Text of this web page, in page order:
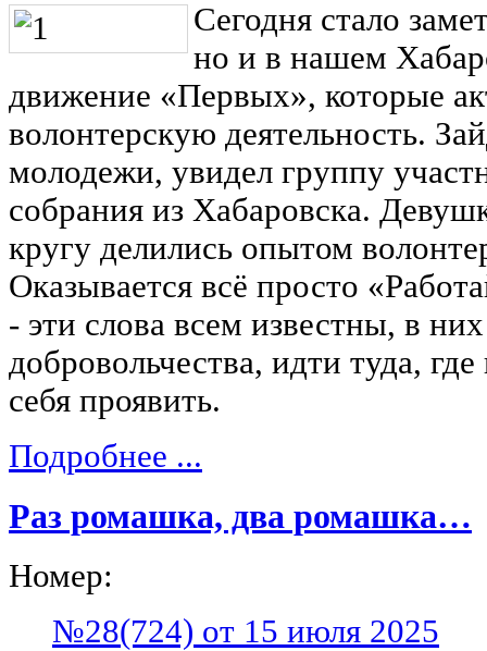
Сегодня стало
но и в нашем
движение «Первых», которые
волонтерскую деятельность.
молодежи, увидел группу
собрания из Хабаровска.
кругу делились опытом
Оказывается всё просто
- эти слова всем известны, в
добровольчества, идти туда,
себя проявить.
Подробнее ...
Раз ромашка, два ромашка…
Номер:
№28(724) от 15 июля 2025